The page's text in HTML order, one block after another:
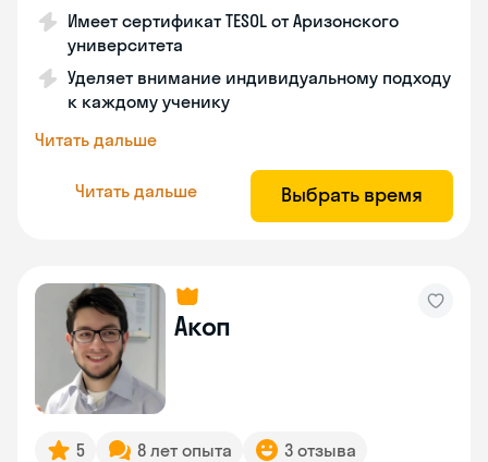
Имеет сертификат TESOL от Аризонского
университета
Уделяет внимание индивидуальному подходу
к каждому ученику
Читать дальше
Читать дальше Выбрать время
Акоп
5 8 лет опыта 3 отзыва